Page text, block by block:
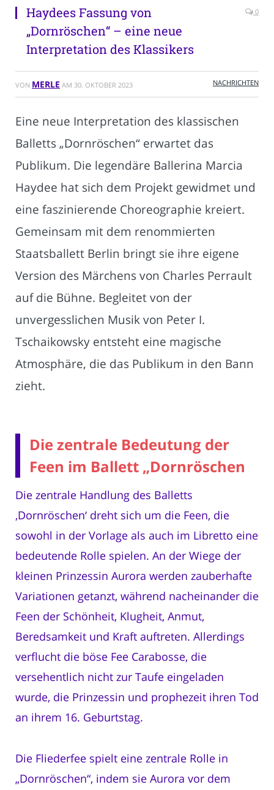
Haydees Fassung von
„Dornröschen“ – eine neue
Interpretation des Klassikers
0
VON MERLE AM 30. OKTOBER 2023 NACHRICHTEN
Eine neue Interpretation des klassischen
Balletts „Dornröschen“ erwartet das
Publikum. Die legendäre Ballerina Marcia
Haydee hat sich dem Projekt gewidmet und
eine faszinierende Choreographie kreiert.
Gemeinsam mit dem renommierten
Staatsballett Berlin bringt sie ihre eigene
Version des Märchens von Charles Perrault
auf die Bühne. Begleitet von der
unvergesslichen Musik von Peter I.
Tschaikowsky entsteht eine magische
Atmosphäre, die das Publikum in den Bann
zieht.
Die zentrale Bedeutung der
Feen im Ballett „Dornröschen
Die zentrale Handlung des Balletts
‚Dornröschen‘ dreht sich um die Feen, die
sowohl in der Vorlage als auch im Libretto eine
bedeutende Rolle spielen. An der Wiege der
kleinen Prinzessin Aurora werden zauberhafte
Variationen getanzt, während nacheinander die
Feen der Schönheit, Klugheit, Anmut,
Beredsamkeit und Kraft auftreten. Allerdings
verflucht die böse Fee Carabosse, die
versehentlich nicht zur Taufe eingeladen
wurde, die Prinzessin und prophezeit ihren Tod
an ihrem 16. Geburtstag.
Die Fliederfee spielt eine zentrale Rolle in
„Dornröschen“, indem sie Aurora vor dem